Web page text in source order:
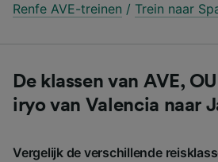
Renfe AVE-treinen / Trein naar
De klassen van AVE,
iryo van Valencia naar
Vergelijk de verschillende